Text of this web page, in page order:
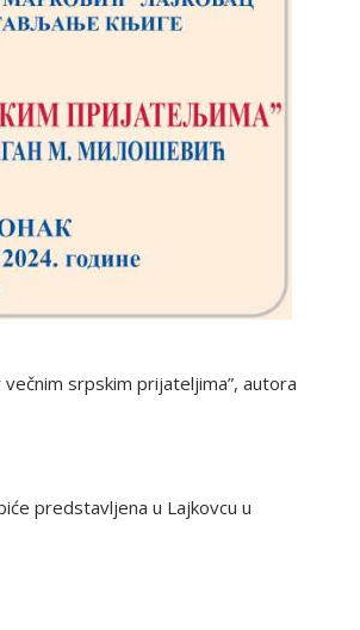
srpskim prijateljima”, autora
predstavljena u Lajkovcu u